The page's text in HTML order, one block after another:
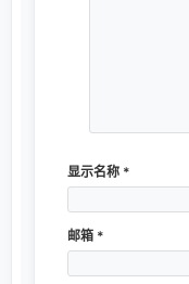
显示名称 *
邮箱 *